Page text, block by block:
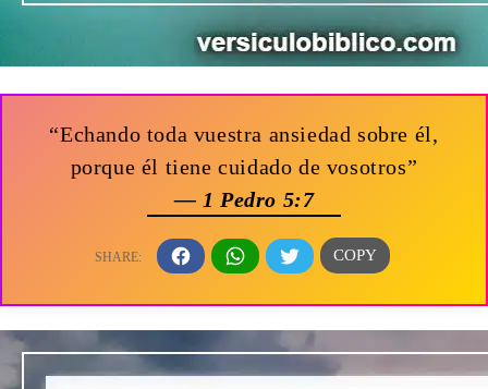
“Echando toda vuestra ansiedad sobre él,
porque él tiene cuidado de vosotros”
— 1 Pedro 5:7